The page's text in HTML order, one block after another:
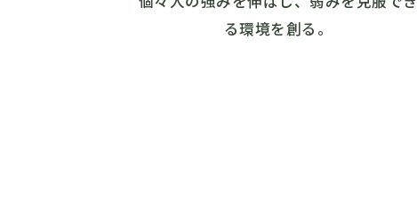
る環境を創る。